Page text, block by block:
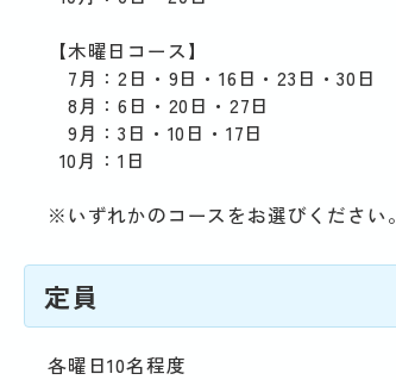
【木曜日コース】
7月：2日・9日・16日・23日・30日
8月：6日・20日・27日
9月：3日・10日・17日
10月：1日
※いずれかのコースをお選びください。
定員
各曜日10名程度